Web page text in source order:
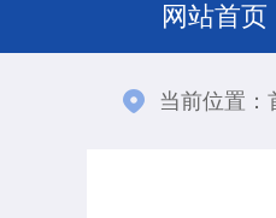
网站首页
当前位置：